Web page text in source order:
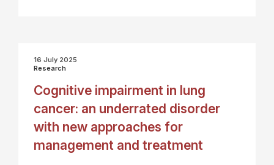
16 July 2025
Research
Cognitive impairment in lung
cancer: an underrated disorder
with new approaches for
management and treatment